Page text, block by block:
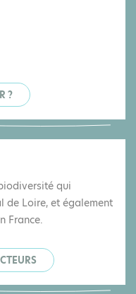
?
qui
de Loire, et également
France.